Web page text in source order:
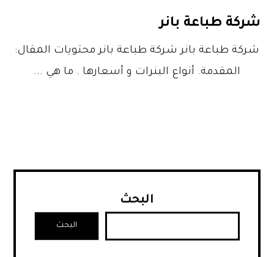
شركة طباعة بانر
شركة طباعة بانر شركة طباعة بانر محتويات المقال:
المقدمة. أنواع البنرات و أسعارها . ما هي ...
البحث
البحث